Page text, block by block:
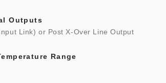
Outputs
Link) or Post X-Over Line Output
Range